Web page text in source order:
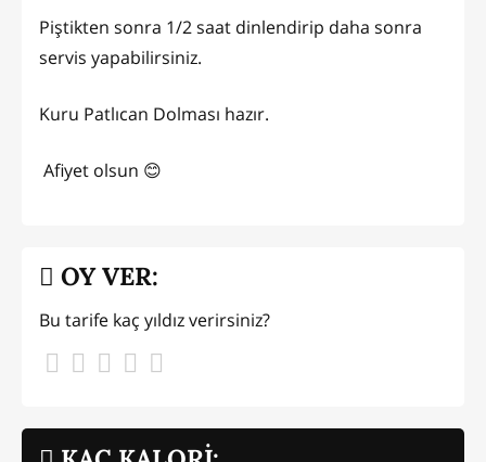
Piştikten sonra 1/2 saat dinlendirip daha sonra
servis yapabilirsiniz.
Kuru Patlıcan Dolması hazır.
Afiyet olsun 😊
OY VER:
Bu tarife kaç yıldız verirsiniz?